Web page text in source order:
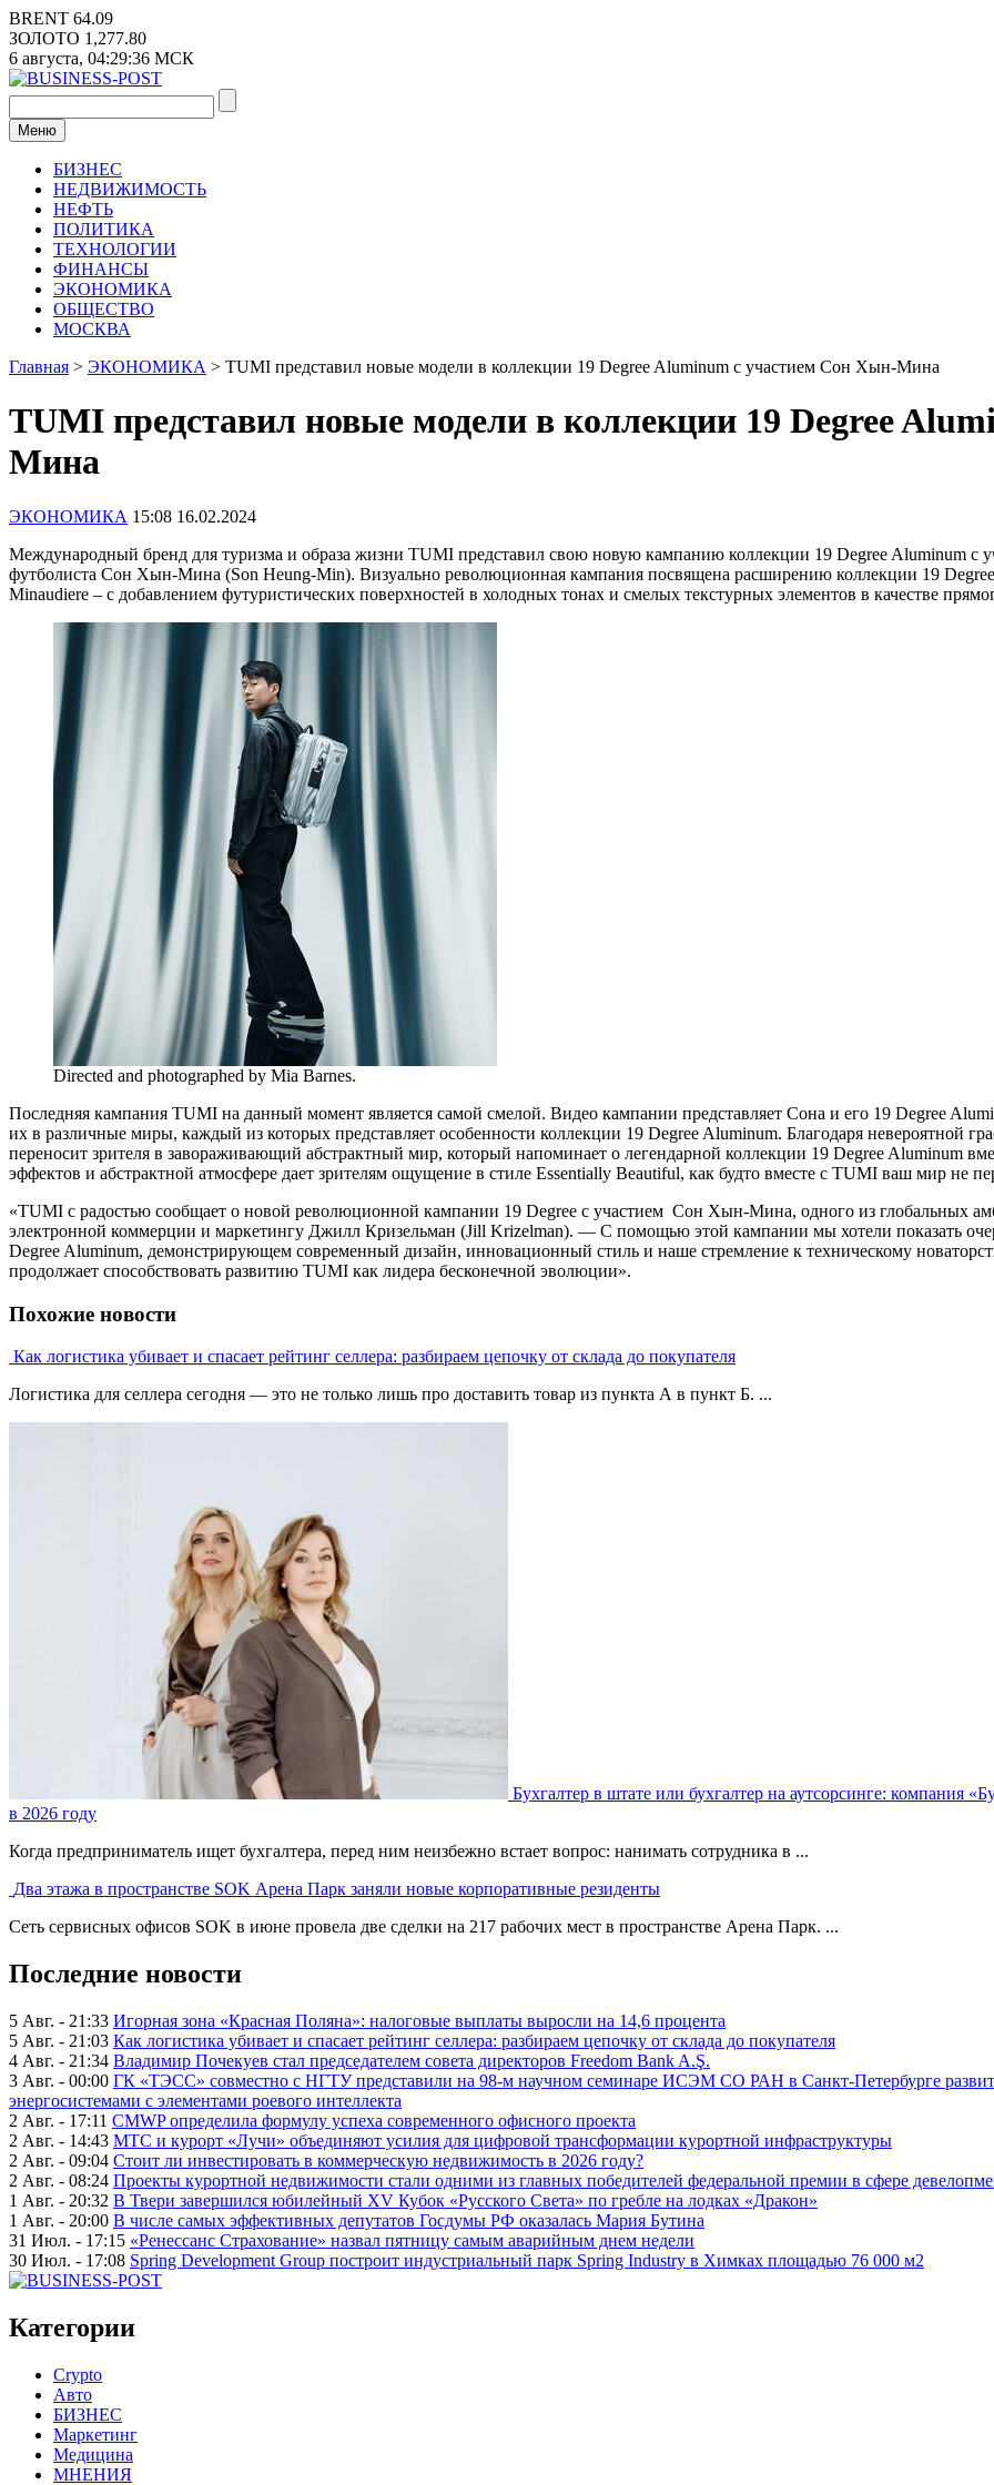
Перейти
к
содержимому
BRENT 64.09
ЗОЛОТО 1,277.80
6 августа, 04:29:37 МСК
Меню
БИЗНЕС
НЕДВИЖИМОСТЬ
НЕФТЬ
ПОЛИТИКА
ТЕХНОЛОГИИ
ФИНАНСЫ
ЭКОНОМИКА
ОБЩЕСТВО
МОСКВА
Главная > ЭКОНОМИКА > TUMI представил новые модели в коллекции 19 Degree Aluminum с участием Сон Хын-Мина
TUMI представил новые модели в коллекции 19 Degree
Мина
ЭКОНОМИКА 15:08 16.02.2024
Международный бренд для туризма и образа жизни TUMI представил свою новую кампанию коллекции 19 Degree Aluminum с
футболиста Сон Хын-Мина (Son Heung-Min). Визуально революционная кампания посвящена расширению коллекции 19
Minaudiere – с добавлением футуристических поверхностей в холодных тонах и смелых текстурных элементов в качестве
Directed and photographed by Mia Barnes.
Последняя кампания TUMI на данный момент является самой смелой. Видео кампании представляет Сона и его 19 Degree
их в различные миры, каждый из которых представляет особенности коллекции 19 Degree Aluminum. Благодаря невероятной
переносит зрителя в завораживающий абстрактный мир, который напоминает о легендарной коллекции 19 Degree
эффектов и абстрактной атмосфере дает зрителям ощущение в стиле Essentially Beautiful, как будто вместе с TUMI ваш мир не
«TUMI с радостью сообщает о новой революционной кампании 19 Degree с участием Сон Хын-Мина, одного из глобальных
электронной коммерции и маркетингу Джилл Кризельман (Jill Krizelman). — С помощью этой кампании мы хотели показать
Degree Aluminum, демонстрирующем современный дизайн, инновационный стиль и наше стремление к техническому
продолжает способствовать развитию TUMI как лидера бесконечной эволюции».
Похожие новости
Как логистика убивает и спасает рейтинг селлера: разбираем цепочку от склада до покупателя
Логистика для селлера сегодня — это не только лишь про доставить товар из пункта А в пункт Б. ...
Бухгалтер в штате или бухгалтер на аутсорсинге: компания
в 2026 году
Когда предприниматель ищет бухгалтера, перед ним неизбежно встает вопрос: нанимать сотрудника в ...
Два этажа в пространстве SOK Арена Парк заняли новые корпоративные резиденты
Сеть сервисных офисов SOK в июне провела две сделки на 217 рабочих мест в пространстве Арена Парк. ...
Последние новости
5 Авг. - 21:33 Игорная зона «Красная Поляна»: налоговые выплаты выросли на 14,6 процента
5 Авг. - 21:03 Как логистика убивает и спасает рейтинг селлера: разбираем цепочку от склада до покупателя
4 Авг. - 21:34 Владимир Почекуев стал председателем совета директоров Freedom Bank A.Ş.
3 Авг. - 00:00 ГК «ТЭСС» совместно с НГТУ представили на 98-м научном семинаре ИСЭМ СО РАН в Санкт-Петербурге
энергосистемами с элементами роевого интеллекта
2 Авг. - 17:11 CMWP определила формулу успеха современного офисного проекта
2 Авг. - 14:43 МТС и курорт «Лучи» объединяют усилия для цифровой трансформации курортной инфраструктуры
2 Авг. - 09:04 Стоит ли инвестировать в коммерческую недвижимость в 2026 году?
2 Авг. - 08:24 Проекты курортной недвижимости стали одними из главных победителей федеральной премии в сфере
1 Авг. - 20:32 В Твери завершился юбилейный XV Кубок «Русского Света» по гребле на лодках «Дракон»
1 Авг. - 20:00 В числе самых эффективных депутатов Госдумы РФ оказалась Мария Бутина
31 Июл. - 17:15 «Ренессанс Страхование» назвал пятницу самым аварийным днем недели
30 Июл. - 17:08 Spring Development Group построит индустриальный парк Spring Industry в Химках площадью 76 000 м2
Категории
Crypto
Авто
БИЗНЕС
Маркетинг
Медицина
МНЕНИЯ